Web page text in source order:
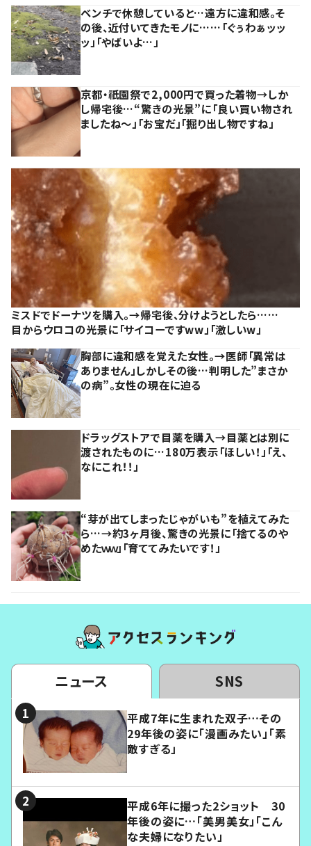
ベンチで休憩していると…遠方に違和感。そ
の後、近付いてきたモノに……「ぐぅわぁッッ
ッ」「やばいよ…」
京都・祇園祭で2,000円で買った着物→しか
し帰宅後…“驚きの光景”に「良い買い物され
ましたね～」「お宝だ」「掘り出し物ですね」
ミスドでドーナツを購入。→帰宅後、分けようとしたら……
目からウロコの光景に「サイコーですww」「激しいw」
胸部に違和感を覚えた女性。→医師「異常は
ありません」しかしその後…判明した”まさか
の病”。女性の現在に迫る
ドラッグストアで目薬を購入→目薬とは別に
渡されたものに…180万表示「ほしい！」「え、
なにこれ！！」
“芽が出てしまったじゃがいも”を植えてみた
ら…→約3ヶ月後、驚きの光景に「捨てるのや
めたｗｗ」「育ててみたいです！」
ニュース SNS
平成7年に生まれた双子…その
29年後の姿に「漫画みたい」「素
敵すぎる」
平成6年に撮った2ショット 30
年後の姿に…「美男美女」「こん
な夫婦になりたい」